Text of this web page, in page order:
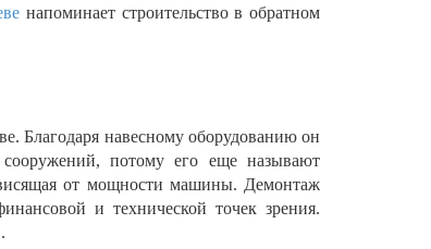
напоминает строительство в обратном
Благодаря навесному оборудованию он
сооружений, потому его еще называют
от мощности машины. Демонтаж
и технической точек зрения.